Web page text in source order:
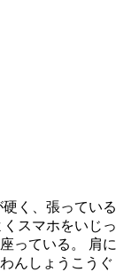
く、張っている
スマホをいじっ
っている。 肩に
んしょうこうぐ